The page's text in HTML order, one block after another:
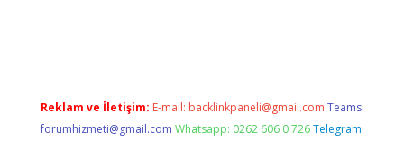
Reklam ve İletişim: E-mail: backlinkpaneli@gmail.com Teams:
forumhizmeti@gmail.com Whatsapp: 0262 606 0 726 Telegram: